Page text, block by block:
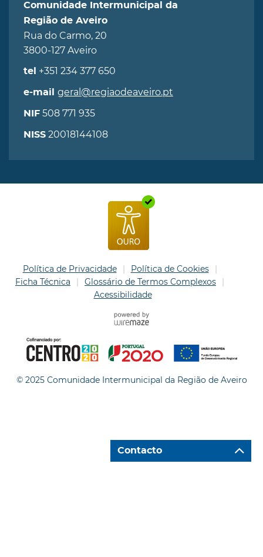
Comunidade Intermunicipal da
Região de Aveiro
Rua do Carmo, 20
3800-127 Aveiro
tel +351 234 377 650
e-mail geral@regiaodeaveiro.pt
NIF 508 771 935
NISS 20018144108
Política de Privacidade
Política de Cookies
Ficha Técnica
Glossário de Termos Complexos
Acessibilidade
© 2025 Comunidade Intermunicipal da Região de Aveiro
Contacto